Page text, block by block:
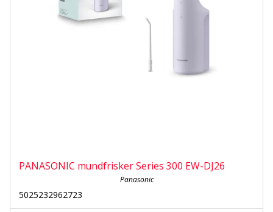
PANASONIC mundfrisker Series 300 EW-DJ26
Panasonic
5025232962723